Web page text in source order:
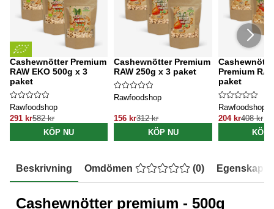
Cashewnötter Premium
RAW EKO 500g x 3
paket
Rawfoodshop
291 kr582 kr
KÖP NU
Cashewnötter Premium
RAW 250g x 3 paket
Rawfoodshop
156 kr312 kr
KÖP NU
Premium
paket
Rawfoodshop
204 kr408 kr
KÖP
Beskrivning Omdömen (0) Egenskaper
Cashewnötter premium - 500g